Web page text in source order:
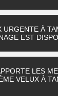
URGENTE À
EST
LES
VELUX À